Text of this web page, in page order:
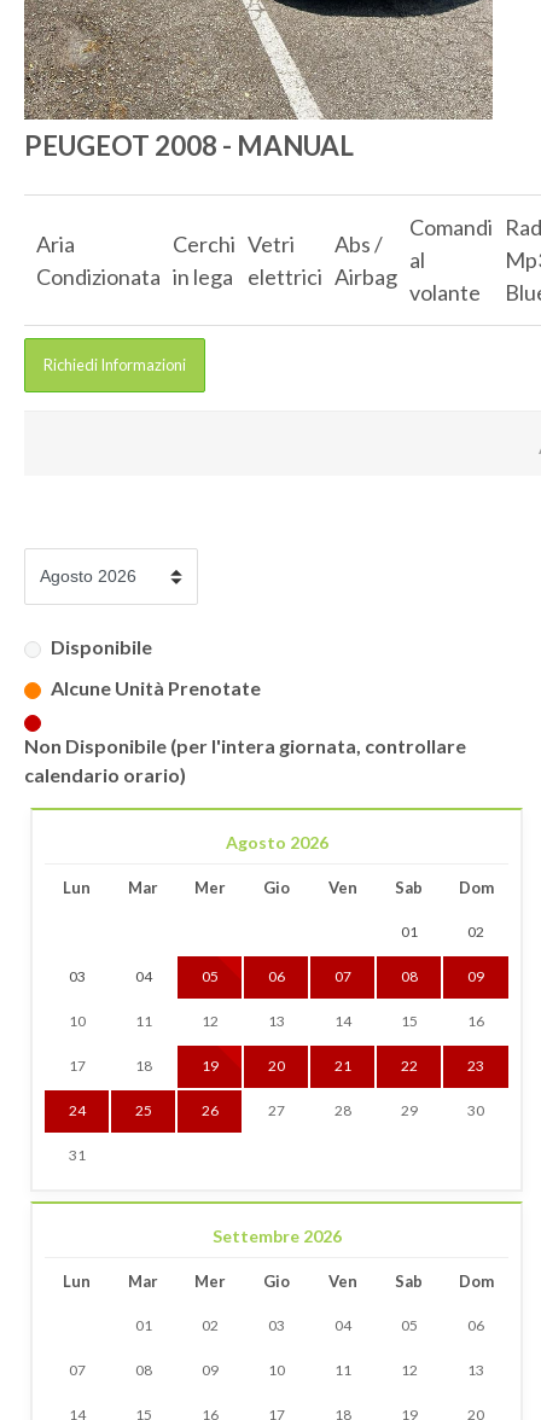
PEUGEOT 2008 - MANUAL
Aria
Condizionata
Cerchi
in lega
Vetri
elettrici
Abs /
Airbag
Comandi
al
volante
Richiedi Informazioni
Disponibile
Alcune Unità Prenotate
Non Disponibile (per l'intera giornata, controllare
calendario orario)
Agosto 2026
Lun Mar Mer Gio Ven Sab Dom
01 02
03 04 05 06 07 08 09
10 11 12 13 14 15 16
17 18 19 20 21 22 23
24 25 26 27 28 29 30
31
Settembre 2026
Lun Mar Mer Gio Ven Sab Dom
01 02 03 04 05 06
07 08 09 10 11 12 13
14 15 16 17 18 19 20